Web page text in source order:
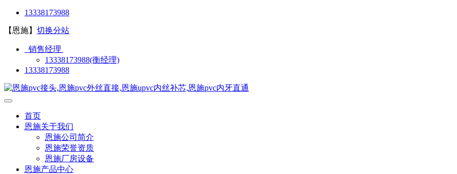
13338173988
【恩施】 切换分站
销售经理
13338173988(衡经理)
13338173988
首页
恩施关于我们
恩施公司简介
恩施荣誉资质
恩施厂房设备
恩施产品中心